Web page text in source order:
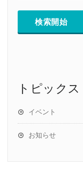
トピックス
イベント
お知らせ